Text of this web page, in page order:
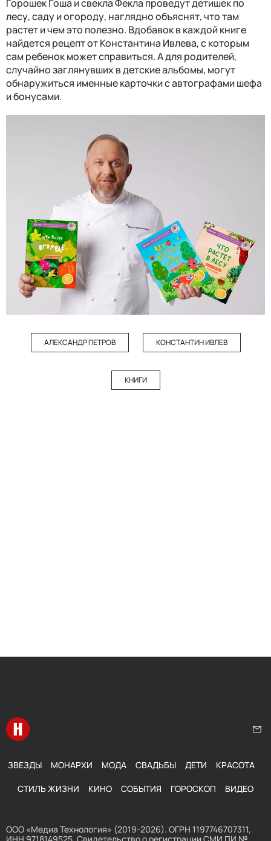
Горошек Гоша и свекла Фекла проведут детишек по
лесу, саду и огороду, наглядно объяснят, что там
растет и чем это полезно. Вдобавок в каждой книге
найдется рецепт от Константина Ивлева, с которым
сам ребенок может справиться. А для родителей,
случайно заглянувших в детские альбомы, могут
обнаружиться именные карточки с автографами шефа
и бонусами.
АЛЕКСАНДР ПЕТРОВ КОНСТАНТИН ИВЛЕВ
КНИГИ
Перейти на главную
ЗВЕЗДЫ МОНАРХИ МОДА СВАДЬБЫ ДЕТИ КРАСОТА
СТИЛЬ ЖИЗНИ КИНО СОБЫТИЯ ГОРОСКОП ВИДЕО
ООО «Медиа Технология» (2019-2026). ОГРН 1197746707311,
ИНН 9718149525. Свидетельство о регистрации СМИ ПИ №